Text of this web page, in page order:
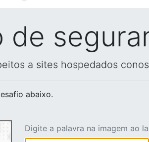
de
a sites hospedados
abaixo.
Digite a palavra na imagem ao